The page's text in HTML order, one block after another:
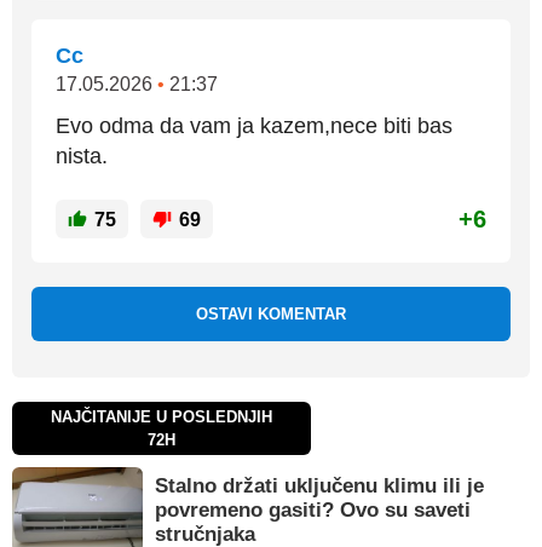
Cc
17.05.2026 • 21:37
Evo odma da vam ja kazem,nece biti bas
nista.
75 69 +6
OSTAVI KOMENTAR
NAJČITANIJE U POSLEDNJIH
72H
Stalno držati uključenu klimu ili je
povremeno gasiti? Ovo su saveti
stručnjaka